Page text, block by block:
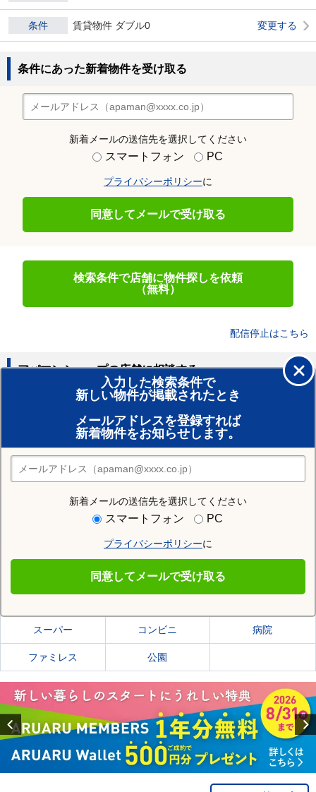
条件 賃貸物件 ダブル0 変更する
条件にあった新着物件を受け取る
新着メールの送信先を選択してください
スマートフォン PC
プライバシーポリシーに
同意してメールで受け取る
検索条件で店舗に物件探しを依頼
（無料）
配信停止はこちら
入力した検索条件で
新しい物件が掲載されたとき
メールアドレスを登録すれば
新着物件をお知らせします。
新着メールの送信先を選択してください
スマートフォン PC
プライバシーポリシーに
同意してメールで受け取る
アパマンショップの店舗に相談する
賃貸のプロがお部屋探し！
おまかせ物件リクエスト
住みたい街の店舗を探す
店舗検索
住む街研究所で仙台市青葉区の情報を見る
仙台市青葉区の施設一覧
スーパー コンビニ 病院
ファミレス 公園
Previous